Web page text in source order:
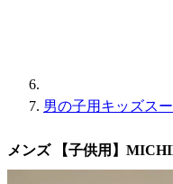
男の子用キッズス
メンズ 【子供用】